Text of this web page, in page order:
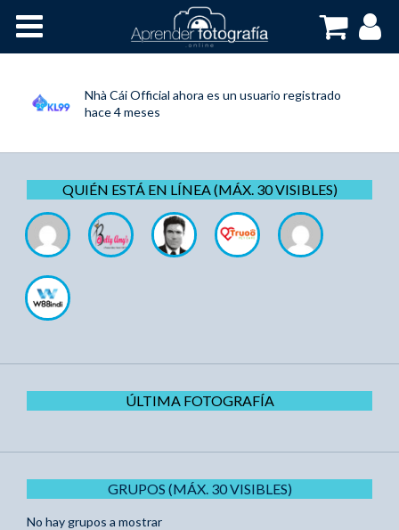
Nhà Cái Official ahora es un usuario registrado
hace 4 meses
QUIÉN ESTÁ EN LÍNEA (MÁX. 30 VISIBLES)
ÚLTIMA FOTOGRAFÍA
GRUPOS (MÁX. 30 VISIBLES)
No hay grupos a mostrar